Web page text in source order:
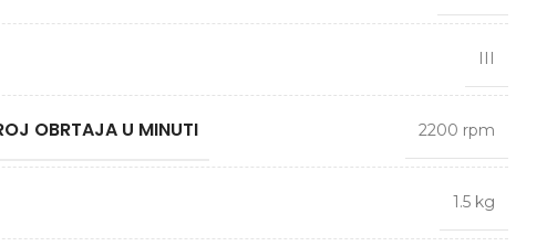
III
OBRTAJA U MINUTI 2200 rpm
1.5 kg